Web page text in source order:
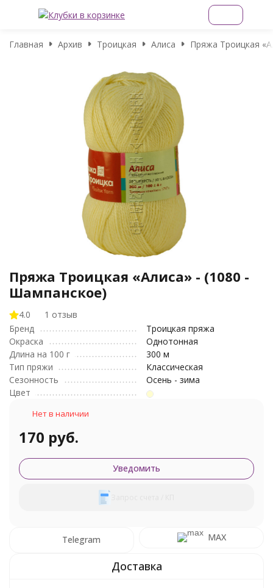
Главная Архив Троицкая Алиса Пряжа Троицкая
Пряжа Троицкая «Алиса» - (1080 -
Шампанское)
4.0
1 отзыв
Бренд
Троицкая пряжа
Окраска
Однотонная
Длина на 100 г
300 м
Тип пряжи
Классическая
Сезонность
Осень - зима
Цвет
Нет в наличии
170 руб.
Уведомить
Telegram MAX